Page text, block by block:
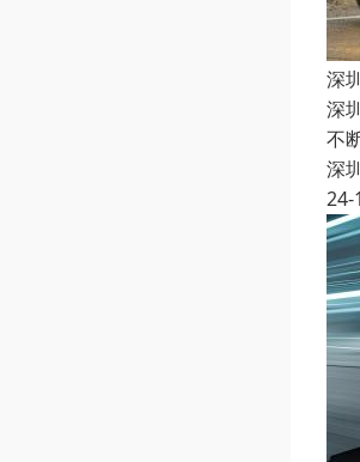
深
深
不
深
24-